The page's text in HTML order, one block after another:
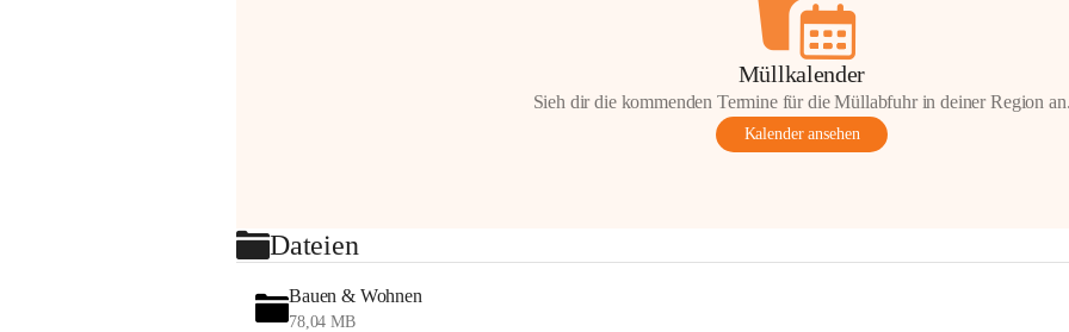
Müllkalender
Sieh dir die kommenden Termine für die Müllabfuhr in deiner Region
Kalender ansehen
Dateien
Bauen & Wohnen
78,04 MB